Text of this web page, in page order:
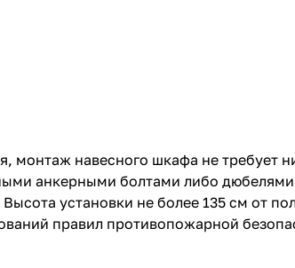
навесного шкафа не требует
анкерными болтами либо
установки не более 135 см от
правил противопожарной